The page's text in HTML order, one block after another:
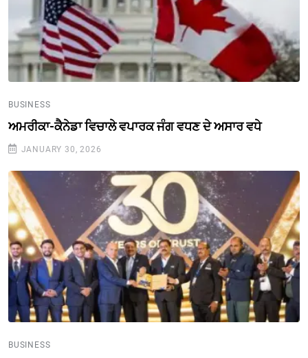
BUSINESS
ਅਮਰੀਕਾ-ਕੈਨੇਡਾ ਵਿਚਾਲੇ ਵਪਾਰਕ ਜੰਗ ਵਧਣ ਦੇ ਅਸਾਰ ਵਧੇ
JANUARY 30, 2026
BUSINESS